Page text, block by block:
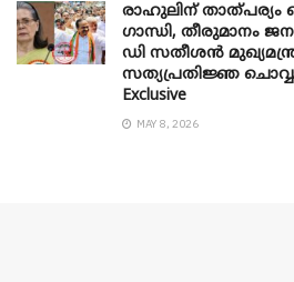
രാഹുലിന് താത്പര്യം
​ഗാന്ധി, തീരുമാനം
ഡി സതീശൻ
സത്യപ്രതിജ്ഞ
Exclusive
MAY 8, 2026